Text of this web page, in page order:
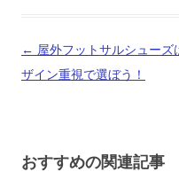
投
稿
ー
← 屋外フットサルシューズ
ザイン重視で選ぼう！
おすすめの関連記事